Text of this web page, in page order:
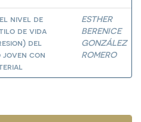
nivel de
de vida
del
joven con
ESTHER
BERENICE
GONZÁLEZ
ROMERO